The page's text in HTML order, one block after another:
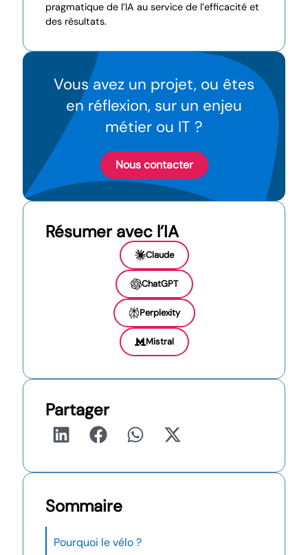
Vous avez un projet, ou êtes
en réflexion, sur un enjeu
métier ou IT ?
Nous contacter
Résumer avec l’IA
Claude
ChatGPT
Perplexity
Mistral
Partager
Sommaire
Pourquoi le vélo ?
pragmatique de l’IA au service de l’efficacité et
des résultats.